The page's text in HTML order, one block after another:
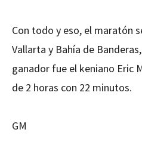
Con todo y eso, el maratón
Vallarta y Bahía de
ganador fue el keniano Eric
de 2 horas con 22 minutos.
GM